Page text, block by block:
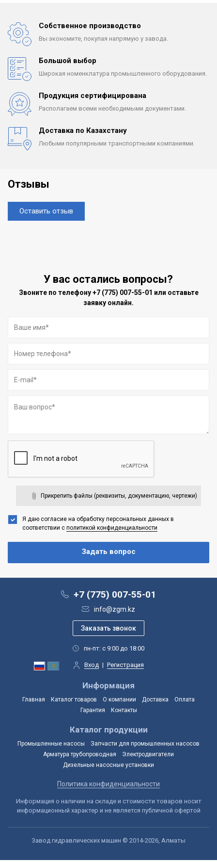
Собственное производство
Вы экономите, покупая напрямую у завода.
Большой выбор
Широкая номенклатура промышленного оборудования.
Продукция сертифицирована
Располагаем всеми необходимыми документами.
Доставка по Казахстану
Любыми популярными транспортными компаниями.
Отзывы
Оставить отзыв
У вас остались вопросы?
Звоните по телефону+7 (775) 007-55-01 или оставьте
заявку онлайн.
Прикрепить файлы (реквизиты, документацию, чертежи)
Я даю согласие на обработку персональных данных в
соответствии с политикой конфиденциальности
+7 (775) 007-55-01
info@zgm.kz
пн-пт: с 9:00 до 18:00
Вход | Регистрация
Информация
Главная Каталог товаров О компании Доставка
Оплата
Гарантия
Контакты
Каталог продукции
Промышленные насосы
Запчасти для промышленных насосов
Арматура трубопроводная
Электродвигатели
Дизельные насосные установки
Политика конфиденциальности
Информация о наличии на складе и стоимости товаров носит
информационный характер и не является публичной офертой
Завод гидравлических машин © 2014-2026, Алматы